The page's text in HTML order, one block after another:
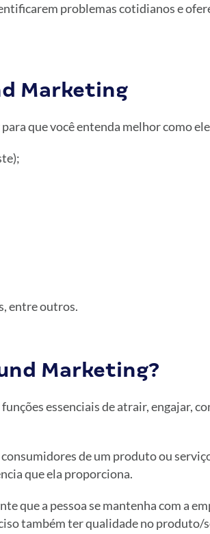
problemas cotidianos e
Marketing
que você entenda melhor como
entre outros.
Marketing?
essenciais de atrair, engajar,
de um produto ou
que ela proporciona.
que a pessoa se mantenha com a
também ter qualidade no produto/